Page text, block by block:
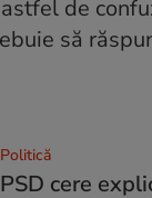
Politică
PSD cere